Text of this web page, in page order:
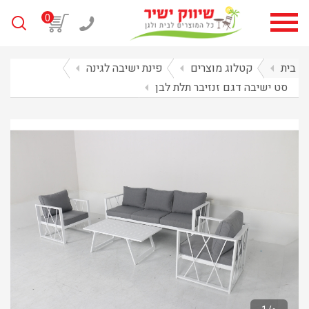
0
בית arrow_left קטלוג מוצרים arrow_left פינת ישיבה לגינה arrow_left
סט ישיבה דגם זנזיבר תלת לבן arrow_left